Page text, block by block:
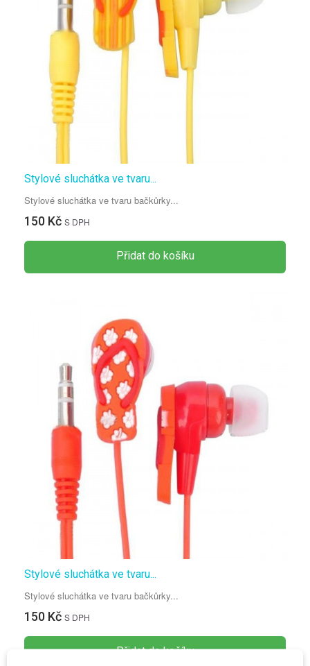
Stylové sluchátka ve tvaru...
Stylové sluchátka ve tvaru bačkůrky...
150 Kč S DPH
Přidat do košíku
Stylové sluchátka ve tvaru...
Stylové sluchátka ve tvaru bačkůrky...
150 Kč S DPH
Přidat do košíku